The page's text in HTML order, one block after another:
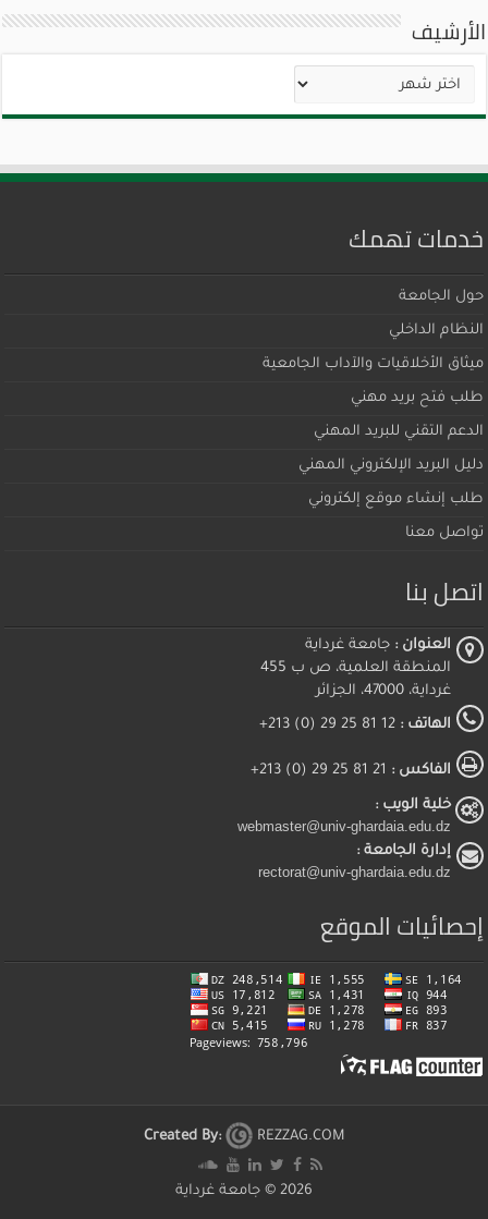
الأرشيف
الأرشيف
خدمات تهمك
حول الجامعة
النظام الداخلي
ميثاق اﻷخلاقيات والآداب الجامعية
طلب فتح بريد مهني
الدعم التقني للبريد المهني
دليل البريد الإلكتروني المهني
طلب إنشاء موقع إلكتروني
تواصل معنا
اتصل بنا
العنوان : جامعة غرداية
المنطقة العلمية، ص ب 455
غرداية، 47000، الجزائر
الهاتف : 12 81 25 29 (0) 213+
الفاكس :
خلية الويب :
webmaster@univ-ghardaia.edu.dz
إدارة الجامعة :
rectorat@univ-ghardaia.edu.dz
إحصائيات الموقع
Created By: REZZAG.COM
2026 © جامعة غرداية